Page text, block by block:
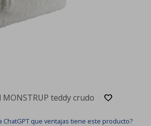
teddy crudo
ChatGPT que ventajas tiene este producto?